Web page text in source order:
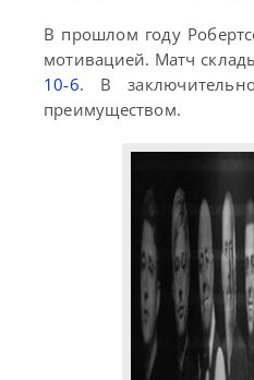
В прошлом году
мотивацией. Матч
10-6. В
преимуществом.